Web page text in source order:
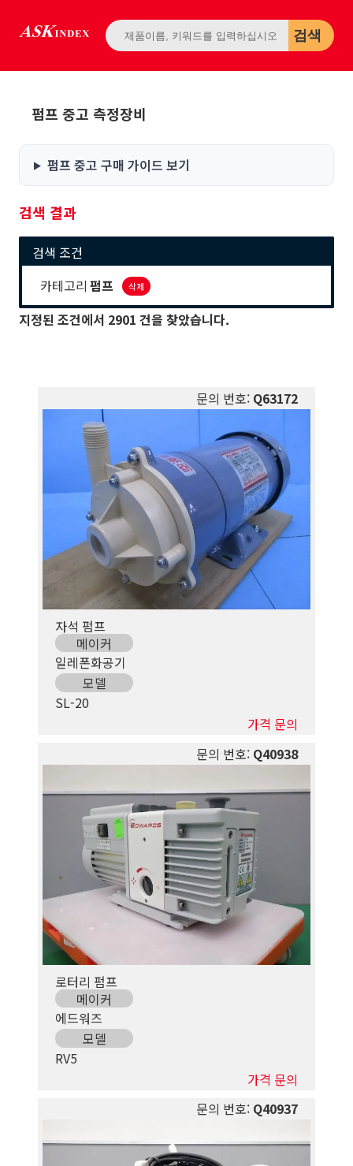
검색
펌프 중고 측정장비
펌프 중고 구매 가이드 보기
검색 결과
검색 조건
카테고리 펌프 삭제
지정된 조건에서 2901 건을 찾았습니다.
문의 번호:Q63172
자석 펌프
메이커
일레폰화공기
모델
SL-20
가격 문의
문의 번호:Q40938
로터리 펌프
메이커
에드워즈
모델
RV5
가격 문의
문의 번호:Q40937